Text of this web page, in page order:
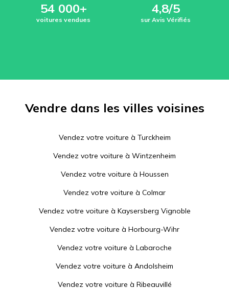
54 000+
voitures vendues
4,8/5
sur Avis Vérifiés
Vendre dans les villes voisines
Vendez votre voiture à Turckheim
Vendez votre voiture à Wintzenheim
Vendez votre voiture à Houssen
Vendez votre voiture à Colmar
Vendez votre voiture à Kaysersberg Vignoble
Vendez votre voiture à Horbourg-Wihr
Vendez votre voiture à Labaroche
Vendez votre voiture à Andolsheim
Vendez votre voiture à Ribeauvillé